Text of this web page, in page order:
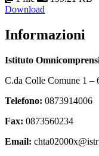
Download
Informazioni
Istituto
C.da Colle Comune 1 –
Telefono: 0873914006
Fax: 0873560234
Email: